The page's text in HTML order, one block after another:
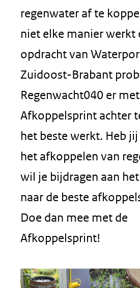
regenwater af te
niet elke manier werkt
opdracht van
Zuidoost-Brabant
Regenwacht040 er
Afkoppelsprint achter
het beste werkt. Heb
het afkoppelen van
wil je bijdragen aan
naar de beste
Doe dan mee met de
Afkoppelsprint!